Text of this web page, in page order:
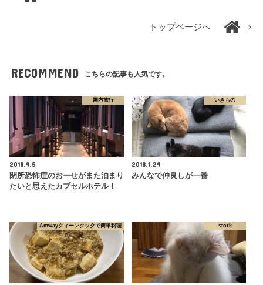
トップページへ
RECOMMEND こちらの記事も人気です。
国内旅行
2018.9.5
閉所恐怖症のおーせがまた泊まり
たいと思えたカプセルホテル！
いきもの
2018.1.29
みんなで仲良しが一番
Amwayクィーンクックで簡単料理 stork